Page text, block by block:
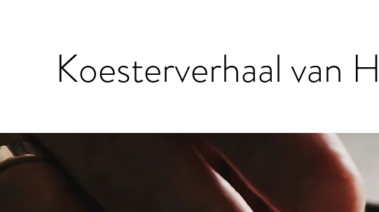
Koesterverhaal van